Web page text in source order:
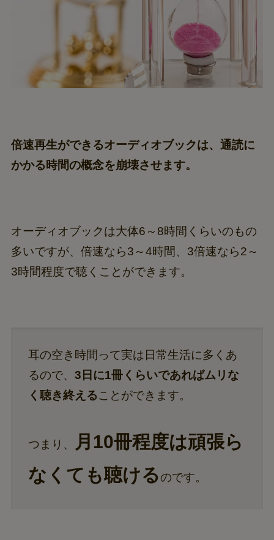
倍速再生ができるオーディオブックは、通読に
かかる時間の概念を崩壊させます。
オーディオブックは大体6～8時間くらいのもの
多いですが、倍速なら3～4時間、3倍速なら2～
3時間程度で聴くことができます。
耳の空き時間って実は日常生活に多くあ
るので、3日に1冊くらいであればムリな
く聴き終えることができます。
つまり、
月10冊程度は頑張ら
なくても聴けるのです。